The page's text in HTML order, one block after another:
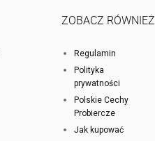
ZOBACZ RÓWNIEŻ
Regulamin
Polityka
prywatności
Polskie Cechy
Probiercze
Jak kupować